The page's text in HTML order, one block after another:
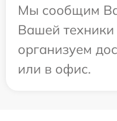
Мы сообщим
Вашей
организуем
или в офис.